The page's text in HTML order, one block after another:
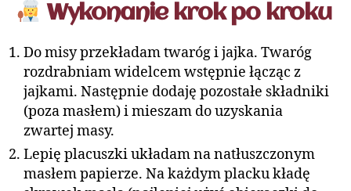
Wykonanie krok po kroku
Do misy przekładam twaróg i jajka. Twaróg
rozdrabniam widelcem wstępnie łącząc z
jajkami. Następnie dodaję pozostałe składniki
(poza masłem) i mieszam do uzyskania
zwartej masy.
Lepię placuszki układam na natłuszczonym
masłem papierze. Na każdym placku kładę